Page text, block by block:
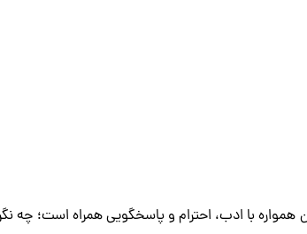
با ادب، احترام و پاسخگویی همراه است؛ چه